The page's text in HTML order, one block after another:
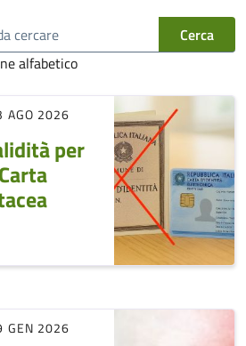
Cerca
alfabetico
AGO 2026
per
PER L'ESTERO DELLA CARTA
GEN 2026